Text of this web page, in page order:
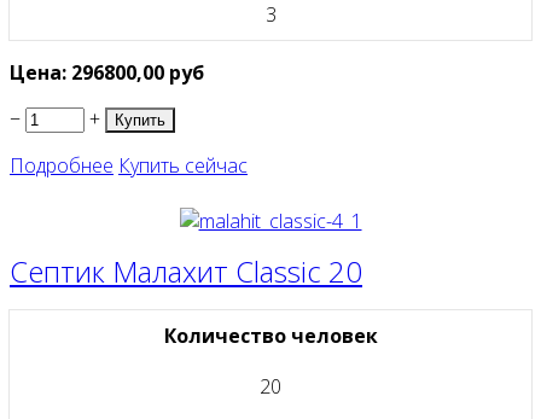
3
Цена: 296800,00 руб
−
+
Подробнее Купить сейчас
Септик Малахит Classic 20
Количество человек
20